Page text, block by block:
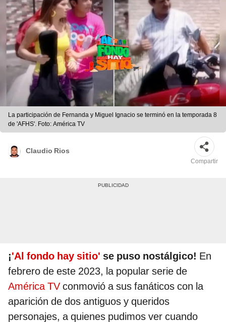
La participación de Fernanda y Miguel Ignacio se terminó en la temporada 8
de 'AFHS'. Foto: América TV
Claudio Rios
Compartir
¡'Al fondo hay sitio' se puso nostálgico! En
febrero de este 2023, la popular serie de
América TV conmovió a sus fanáticos con la
aparición de dos antiguos y queridos
personajes, a quienes pudimos ver cuando